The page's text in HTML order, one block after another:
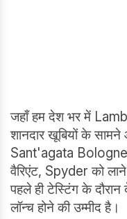
जहाँ हम देश भर में
शानदार खूबियों के
Sant'agata
वैरिएंट, Spyder को
पहले ही टेस्टिंग के
लॉन्च होने की उम्मीद है।